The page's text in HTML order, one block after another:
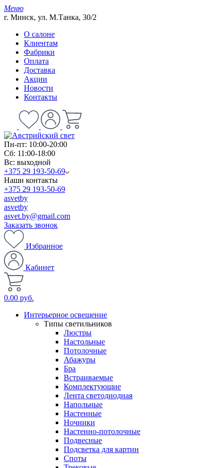
Меню
г. Минск, ул. М.Танка, 30/2
О салоне
Клиентам
Фабрики
Оплата
Доставка
Акции
Новости
Контакты
Пн-пт: 10:00-20:00
Сб: 11:00-18:00
Вс: выходной
+375 29 193-50-69
Наши контакты
+375 29 193-50-69
asvetby
asvetby
asvet.by@gmail.com
Заказать звонок
Избранное
Кабинет
0.00 руб.
Интерьерное освещение
Типы светильников
Люстры
Настольные
Потолочные
Абажуры
Бра
Встраиваемые
Комплектующие
Лента светодиодная
Напольные
Настенные
Ночники
Настенно-потолочные
Подвесные
Подсветка для картин
Споты